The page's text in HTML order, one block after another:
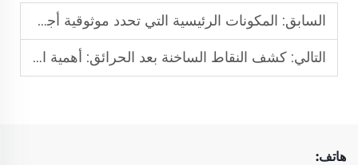
السابق: المكونات الرئيسية التي تحدد موثوقية أجهزة كشف الحياة في حالات الطوارئ
التالي: كشف النقاط الساخنة بعد الحرائق: أهمية الكاميرات الحرارية
هاتف: